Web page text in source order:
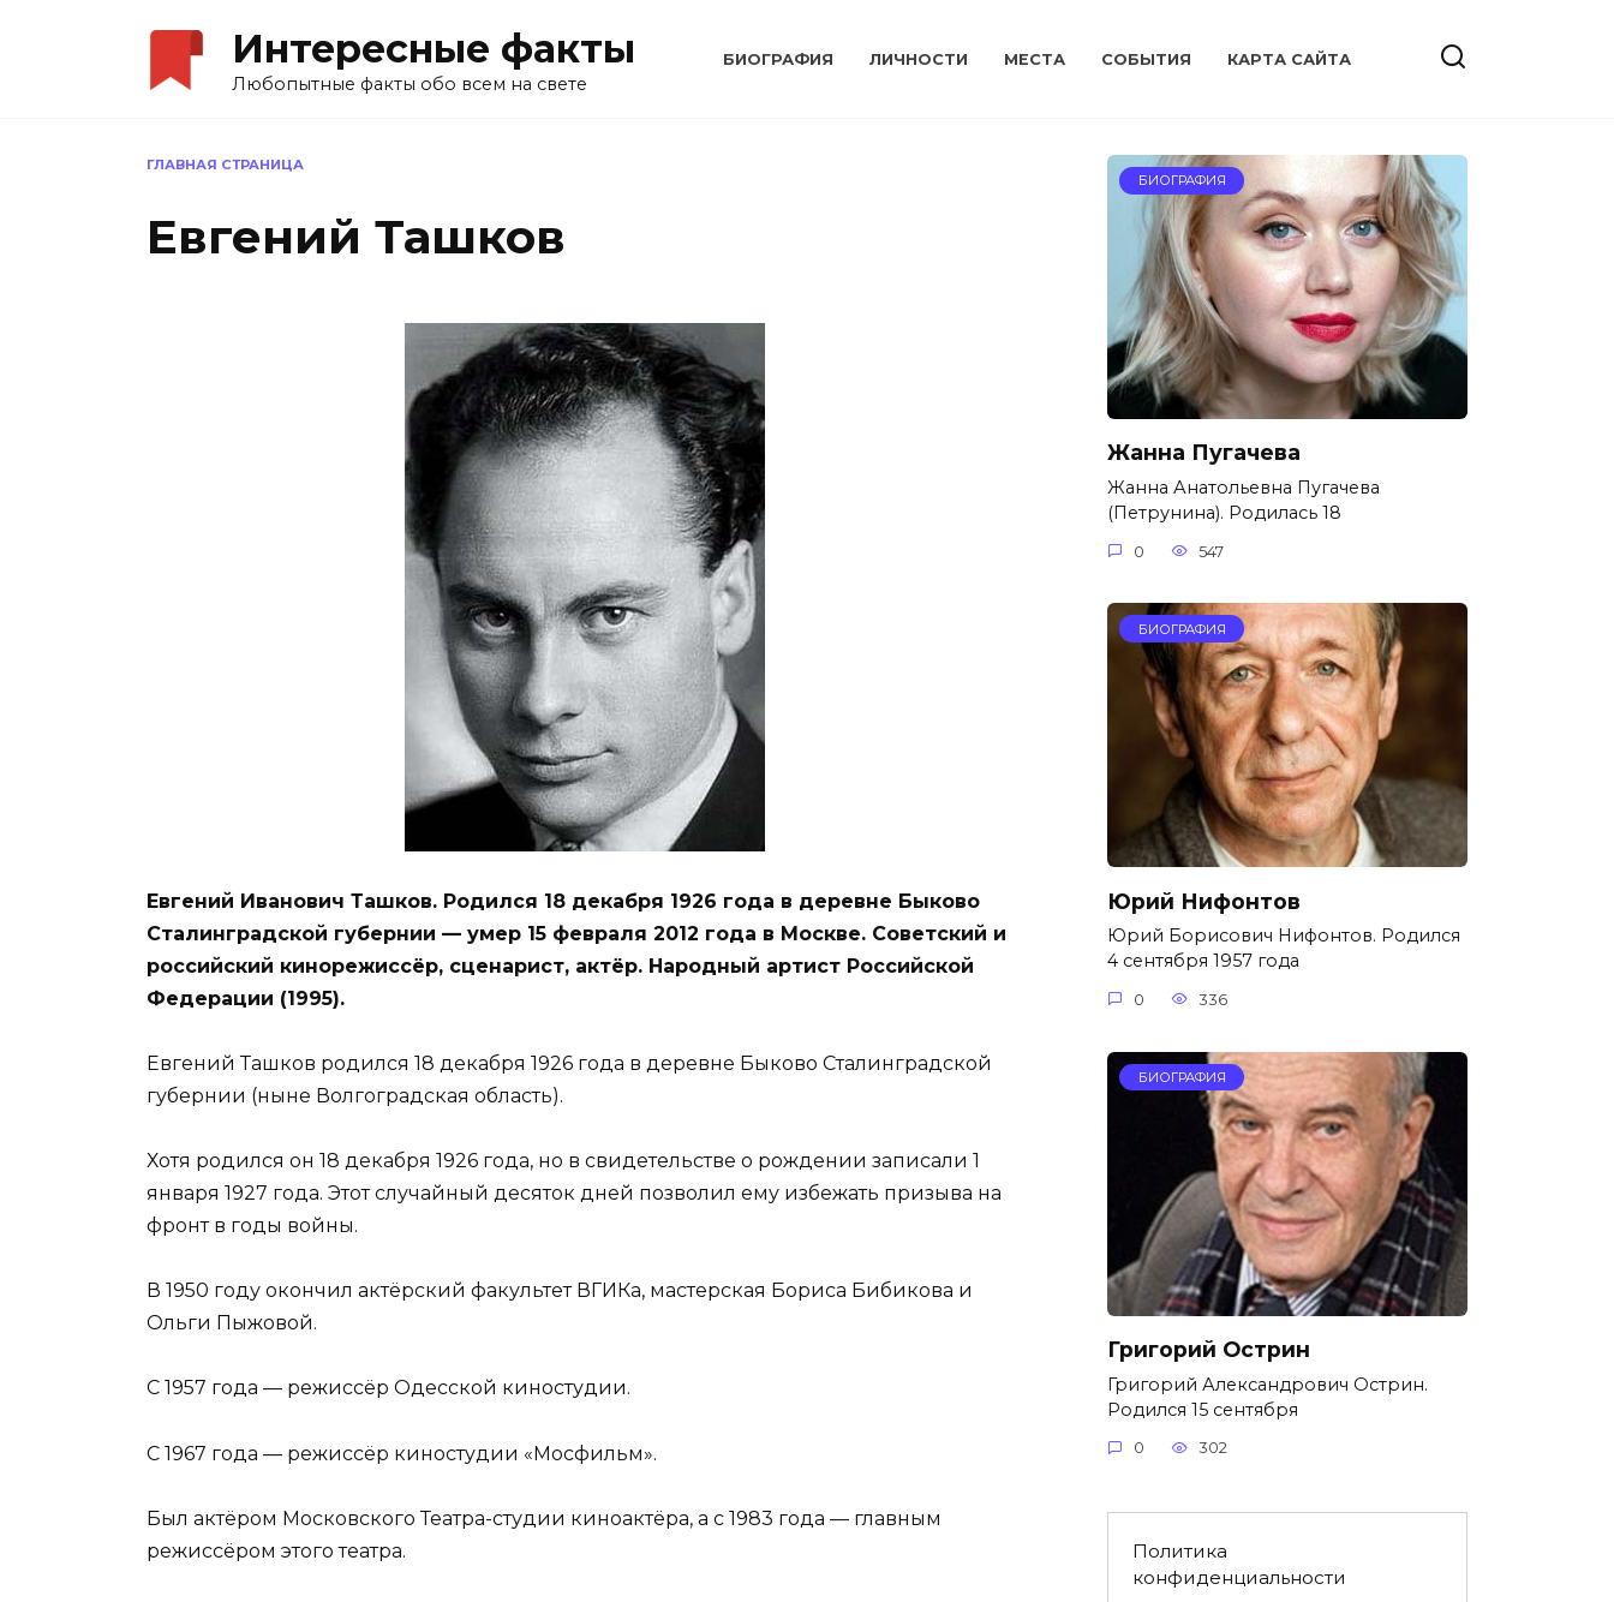
Интересные факты
Любопытные факты обо всем на свете
БИОГРАФИЯ ЛИЧНОСТИ МЕСТА CОБЫТИЯ КАРТА САЙТА
ГЛАВНАЯ СТРАНИЦА
Евгений Ташков
Евгений Иванович Ташков. Родился 18 декабря 1926 года в деревне Быково
Сталинградской губернии — умер 15 февраля 2012 года в Москве. Советский и
российский кинорежиссёр, сценарист, актёр. Народный артист Российской
Федерации (1995).
Евгений Ташков родился 18 декабря 1926 года в деревне Быково Сталинградской
губернии (ныне Волгоградская область).
Хотя родился он 18 декабря 1926 года, но в свидетельстве о рождении записали 1
января 1927 года. Этот случайный десяток дней позволил ему избежать призыва на
фронт в годы войны.
В 1950 году окончил актёрский факультет ВГИКа, мастерская Бориса Бибикова и
Ольги Пыжовой.
С 1957 года — режиссёр Одесской киностудии.
С 1967 года — режиссёр киностудии «Мосфильм».
Был актёром Московского Театра-студии киноактёра, а с 1983 года — главным
режиссёром этого театра.
БИОГРАФИЯ
Жанна Пугачева
Жанна Анатольевна Пугачева
(Петрунина). Родилась 18
0 547
БИОГРАФИЯ
Юрий Нифонтов
Юрий Борисович Нифонтов. Родился
4 сентября 1957 года
0 336
БИОГРАФИЯ
Григорий Острин
Григорий Александрович Острин.
Родился 15 сентября
0 302
Политика
конфиденциальности